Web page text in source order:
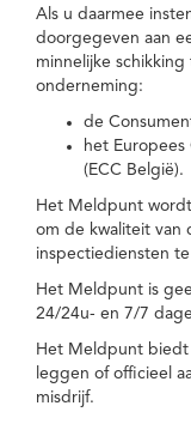
Als u daarmee
doorgegeven aan
minnelijke
onderneming:
de
het
(ECC België).
Het Meldpunt
om de kwaliteit van
inspectiediensten
Het Meldpunt is
24/24u- en 7/7
Het Meldpunt
leggen of officieel
misdrijf.